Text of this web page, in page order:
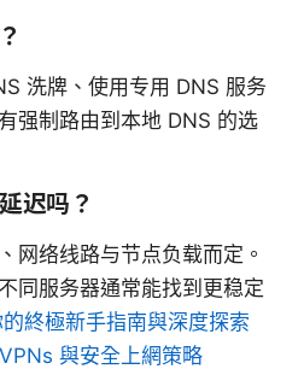
洗牌、使用专用 DNS 服务
强制路由到本地 DNS 的选
迟吗？
网络线路与节点负载而定。
同服务器通常能找到更稳定
終極新手指南與深度探索
與安全上網策略